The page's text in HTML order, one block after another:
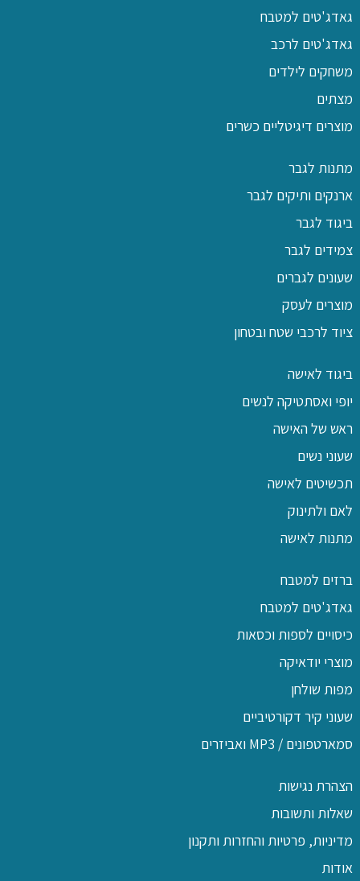
גאדג'טים למטבח
גאדג'טים לרכב
משחקים לילדים
מצתים
מוצרים דיגיטליים כשרים
מתנות לגבר
ארנקים ותיקים לגבר
ביגוד לגבר
צמידים לגבר
שעונים לגברים
מוצרים לעסק
ציוד לרכבי שטח ובטחון
ביגוד לאישה
יופי ואסתטיקה לנשים
ראש של האישה
שעוני נשים
תכשיטים לאישה
לאם ולתינוק
מתנות לאישה
ברזים למטבח
גאדג'טים למטבח
כיסויים לספות וכסאות
מוצרי יודאיקה
מפות שולחן
שעוני קיר דקורטיביים
סמארטפונים / MP3 ואביזרים
הצהרת נגישות
שאלות ותשובות
מדיניות, פרטיות והחזרות ותקנון
אודות